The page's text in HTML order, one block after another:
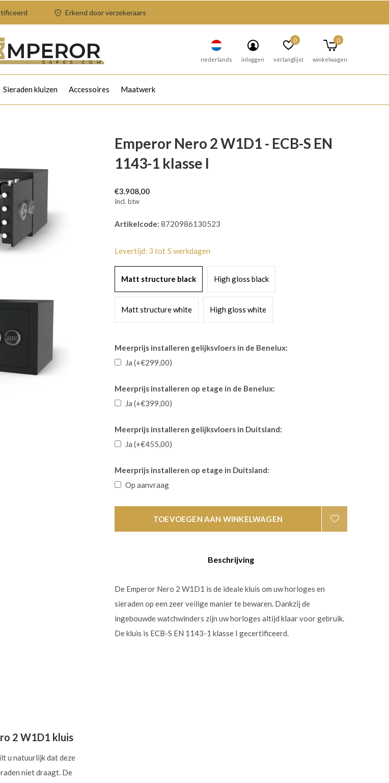
Sieraden kluizen Accessoires Maatwerk
nederlands inloggen verlanglijst
0
winkelwagen
0
Erkend door verzekeraars
Emperor Nero 2 W1D1 - ECB-S EN
1143-1 klasse I
€3.908,00
Incl. btw
Artikelcode: 8720986130523
Levertijd: 3 tot 5 werkdagen
Matt structure black High gloss black
Matt structure white High gloss white
Meerprijs installeren gelijksvloers in de Benelux:
Ja (+€299,00)
Meerprijs installeren op etage in de Benelux:
Ja (+€399,00)
Meerprijs installeren gelijksvloers in Duitsland:
Ja (+€455,00)
Meerprijs installeren op etage in Duitsland:
Op aanvraag
TOEVOEGEN AAN WINKELWAGEN
Beschrijving
De Emperor Nero 2 W1D1 is de ideale kluis om uw horloges en
sieraden op een zeer veilige manier te bewaren. Dankzij de
ingebouwde watchwinders zijn uw horloges altijd klaar voor gebruik.
De kluis is ECB-S EN 1143-1 klasse I gecertificeerd.
2 W1D1 kluis
u natuurlijk dat deze
niet draagt. De